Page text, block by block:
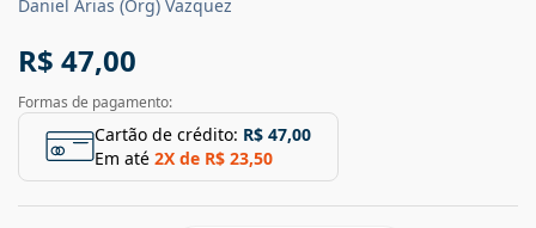
Daniel Arias (Org) Vazquez
R$ 47,00
Formas de pagamento:
Cartão de crédito: R$ 47,00
Em até 2X de R$ 23,50